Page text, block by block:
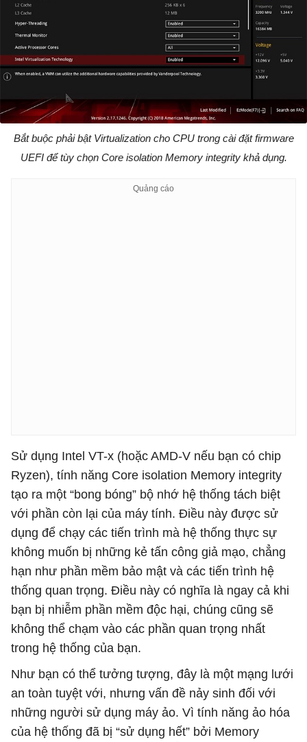
Bắt buộc phải bật Virtualization cho CPU trong cài đặt firmware
UEFI để tùy chọn Core isolation Memory integrity khả dụng.
Sử dụng Intel VT-x (hoặc AMD-V nếu bạn có chip
Ryzen), tính năng Core isolation Memory integrity
tạo ra một “bong bóng” bộ nhớ hệ thống tách biệt
với phần còn lại của máy tính. Điều này được sử
dụng để chạy các tiến trình mà hệ thống thực sự
không muốn bị những kẻ tấn công giả mạo, chẳng
hạn như phần mềm bảo mật và các tiến trình hệ
thống quan trọng. Điều này có nghĩa là ngay cả khi
bạn bị nhiễm phần mềm độc hại, chúng cũng sẽ
không thể chạm vào các phần quan trọng nhất
trong hệ thống của bạn.
Như bạn có thể tưởng tượng, đây là một mạng lưới
an toàn tuyệt với, nhưng vấn đề nảy sinh đối với
những người sử dụng máy ảo. Vì tính năng ảo hóa
của hệ thống đã bị “sử dụng hết” bởi Memory